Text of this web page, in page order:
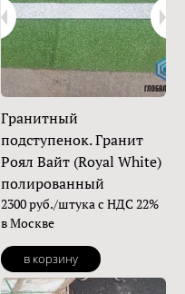
Гранитный
подступенок. Гранит
Роял Вайт (Royal White)
полированный
2300 руб./штука с НДС 22%
в Москве
в корзину